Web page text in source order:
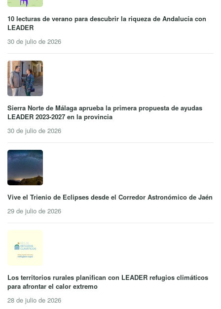
10 lecturas de verano para descubrir la riqueza de Andalucía con
LEADER
30 de julio de 2026
Sierra Norte de Málaga aprueba la primera propuesta de ayudas
LEADER 2023-2027 en la provincia
30 de julio de 2026
Vive el Trienio de Eclipses desde el Corredor Astronómico de Jaén
29 de julio de 2026
Los territorios rurales planifican con LEADER refugios climáticos
para afrontar el calor extremo
28 de julio de 2026